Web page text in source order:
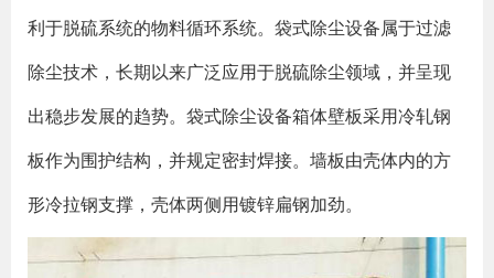
利于脱硫系统的物料循环系统。袋式除尘设备属于过滤
除尘技术，长期以来广泛应用于脱硫除尘领域，并呈现
出稳步发展的趋势。袋式除尘设备箱体壁板采用冷轧钢
板作为围护结构，并规定密封焊接。墙板由壳体内的方
形冷拉钢支撑，壳体两侧用镀锌扁钢加劲。